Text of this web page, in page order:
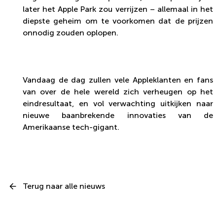
later het Apple Park zou verrijzen – allemaal in het
diepste geheim om te voorkomen dat de prijzen
onnodig zouden oplopen.
Vandaag de dag zullen vele Appleklanten en fans
van over de hele wereld zich verheugen op het
eindresultaat, en vol verwachting uitkijken naar
nieuwe baanbrekende innovaties van de
Amerikaanse tech-gigant.
Terug naar alle nieuws